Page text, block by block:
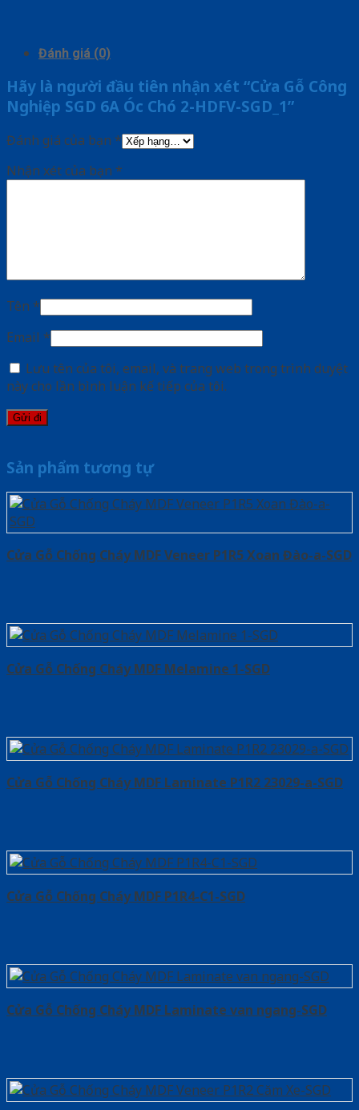
Đánh giá (0)
Hãy là người đầu tiên nhận xét “Cửa Gỗ Công
Nghiệp SGD 6A Óc Chó 2-HDFV-SGD_1”
Đánh giá của bạn *
Nhận xét của bạn *
Tên *
Email *
Lưu tên của tôi, email, và trang web trong trình duyệt
này cho lần bình luận kế tiếp của tôi.
Sản phẩm tương tự
Cửa Gỗ Chống Cháy MDF Veneer P1R5 Xoan Đào-a-SGD
Cửa Gỗ Chống Cháy MDF Melamine 1-SGD
Cửa Gỗ Chống Cháy MDF Laminate P1R2 23029-a-SGD
Cửa Gỗ Chống Cháy MDF P1R4-C1-SGD
Cửa Gỗ Chống Cháy MDF Laminate van ngang-SGD